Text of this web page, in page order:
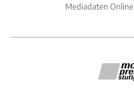
Mediadaten Online